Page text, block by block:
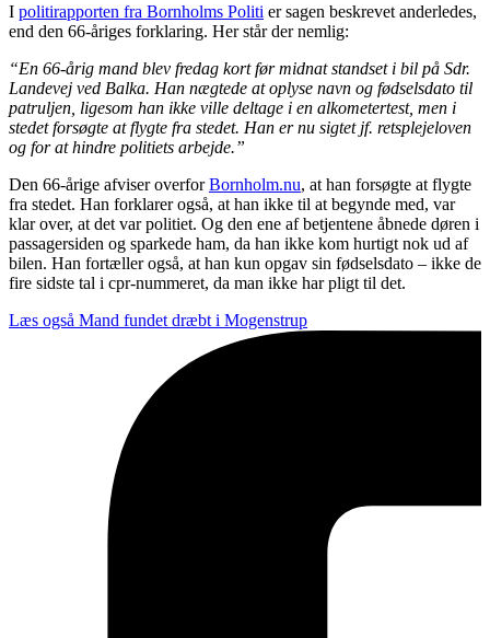
I politirapporten fra Bornholms Politi er sagen beskrevet anderledes,
end den 66-åriges forklaring. Her står der nemlig:
“En 66-årig mand blev fredag kort før midnat standset i bil på Sdr.
Landevej ved Balka. Han nægtede at oplyse navn og fødselsdato til
patruljen, ligesom han ikke ville deltage i en alkometertest, men i
stedet forsøgte at flygte fra stedet. Han er nu sigtet jf. retsplejeloven
og for at hindre politiets arbejde.”
Den 66-årige afviser overforBornholm.nu, at han forsøgte at flygte
fra stedet. Han forklarer også, at han ikke til at begynde med, var
klar over, at det var politiet. Og den ene af betjentene åbnede døren i
passagersiden og sparkede ham, da han ikke kom hurtigt nok ud af
bilen. Han fortæller også, at han kun opgav sin fødselsdato – ikke de
fire sidste tal i cpr-nummeret, da man ikke har pligt til det.
Læs også Mand fundet dræbt i Mogenstrup